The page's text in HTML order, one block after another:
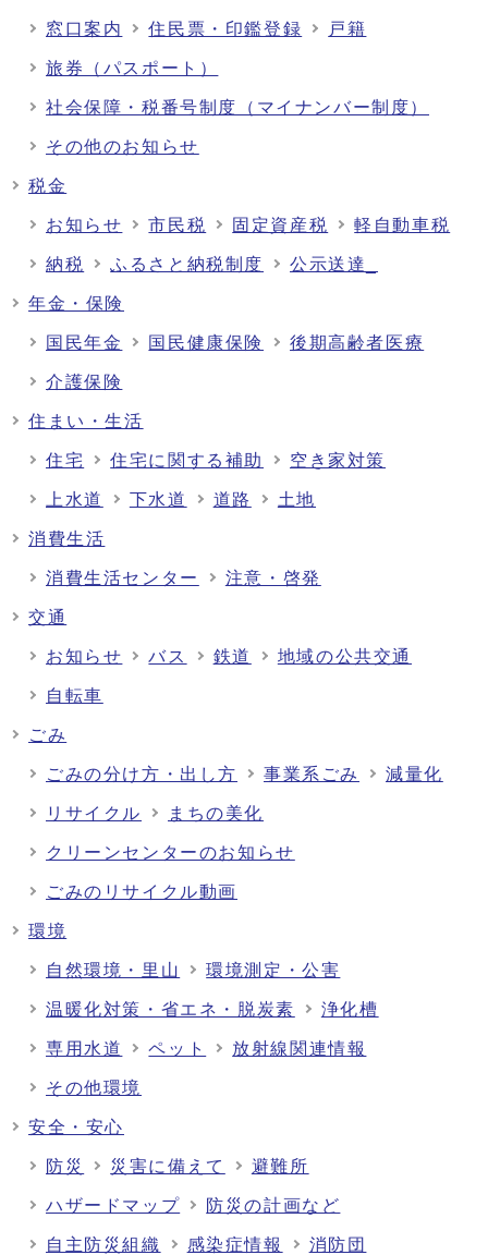
窓口案内 住民票・印鑑登録 戸籍
旅券（パスポート）
社会保障・税番号制度（マイナンバー制度）
その他のお知らせ
税金
お知らせ 市民税 固定資産税 軽自動車税
納税 ふるさと納税制度 公示送達_
年金・保険
国民年金 国民健康保険 後期高齢者医療
介護保険
住まい・生活
住宅 住宅に関する補助 空き家対策
上水道 下水道 道路 土地
消費生活
消費生活センター 注意・啓発
交通
お知らせ バス 鉄道 地域の公共交通
自転車
ごみ
ごみの分け方・出し方 事業系ごみ 減量化
リサイクル まちの美化
クリーンセンターのお知らせ
ごみのリサイクル動画
環境
自然環境・里山 環境測定・公害
温暖化対策・省エネ・脱炭素 浄化槽
専用水道 ペット 放射線関連情報
その他環境
安全・安心
防災 災害に備えて 避難所
ハザードマップ 防災の計画など
自主防災組織 感染症情報 消防団